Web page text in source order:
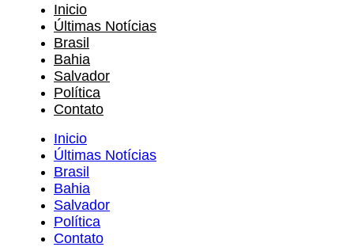
Inicio
Últimas Notícias
Brasil
Bahia
Salvador
Política
Contato
Inicio
Últimas Notícias
Brasil
Bahia
Salvador
Política
Contato